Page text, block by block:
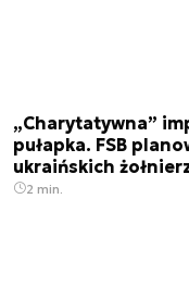
„Charytatywna”
pułapka. FSB
ukraińskich
2 min.